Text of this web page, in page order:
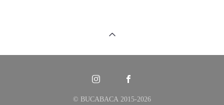
© BUCABACA 2015-2026